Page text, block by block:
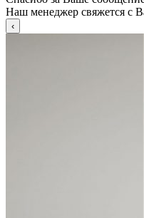
Наш менеджер свяжется с